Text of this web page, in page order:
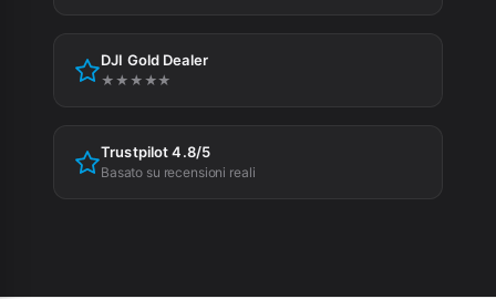
Preferenze cookieDJI Gold Dealer
★★★★★
Trustpilot 4.8/5
Basato su recensioni reali